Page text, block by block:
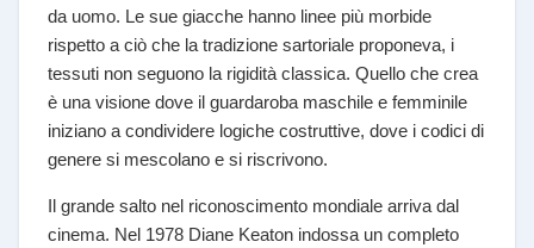
da uomo. Le sue giacche hanno linee più morbide
rispetto a ciò che la tradizione sartoriale proponeva, i
tessuti non seguono la rigidità classica. Quello che crea
è una visione dove il guardaroba maschile e femminile
iniziano a condividere logiche costruttive, dove i codici di
genere si mescolano e si riscrivono.
Il grande salto nel riconoscimento mondiale arriva dal
cinema. Nel 1978 Diane Keaton indossa un completo